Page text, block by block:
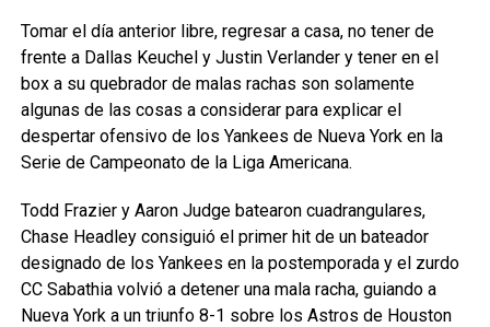
Tomar el día anterior libre, regresar a casa, no tener de
frente a Dallas Keuchel y Justin Verlander y tener en el
box a su quebrador de malas rachas son solamente
algunas de las cosas a considerar para explicar el
despertar ofensivo de los Yankees de Nueva York en la
Serie de Campeonato de la Liga Americana.
Todd Frazier y Aaron Judge batearon cuadrangulares,
Chase Headley consiguió el primer hit de un bateador
designado de los Yankees en la postemporada y el zurdo
CC Sabathia volvió a detener una mala racha, guiando a
Nueva York a un triunfo 8-1 sobre los Astros de Houston